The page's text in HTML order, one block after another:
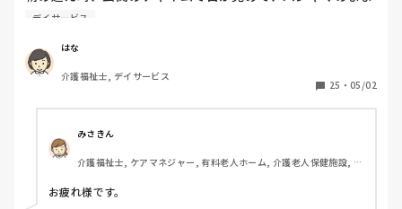
伝えたけど。。。'
範囲超えてしまった笑
で出てくる利用者様がいます。朝ごはんや、着替えに時間が
あります。一人暮らしで、隣に家族様が住んでいますが、な
かなか協力をしていただけません。
デイサービス勤務の方、再度迎えに行ったりすることはあり
このような場合、どう対処したらいいでしょうか。アドバイ
スがあれば、教えていただきたいです。
デイサービス
はな
介護福祉士, デイサービス
25 ・ 05/02
みさきん
介護福祉士, ケアマネジャー, 有料老人ホーム, 介護老人保健施設, グ
お疲れ様です。